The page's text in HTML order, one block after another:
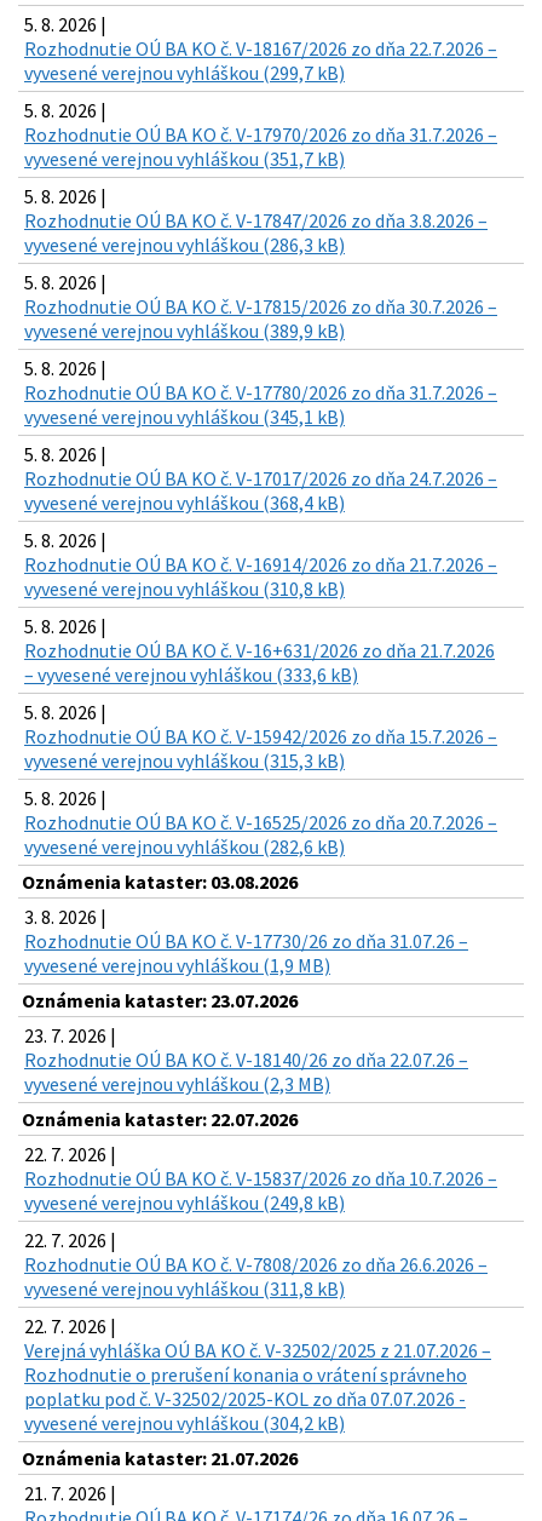
5. 8. 2026 |
Rozhodnutie OÚ BA KO č. V-18167/2026 zo dňa 22.7.2026 –
vyvesené verejnou vyhláškou (299,7 kB)
5. 8. 2026 |
Rozhodnutie OÚ BA KO č. V-17970/2026 zo dňa 31.7.2026 –
vyvesené verejnou vyhláškou (351,7 kB)
5. 8. 2026 |
Rozhodnutie OÚ BA KO č. V-17847/2026 zo dňa 3.8.2026 –
vyvesené verejnou vyhláškou (286,3 kB)
5. 8. 2026 |
Rozhodnutie OÚ BA KO č. V-17815/2026 zo dňa 30.7.2026 –
vyvesené verejnou vyhláškou (389,9 kB)
5. 8. 2026 |
Rozhodnutie OÚ BA KO č. V-17780/2026 zo dňa 31.7.2026 –
vyvesené verejnou vyhláškou (345,1 kB)
5. 8. 2026 |
Rozhodnutie OÚ BA KO č. V-17017/2026 zo dňa 24.7.2026 –
vyvesené verejnou vyhláškou (368,4 kB)
5. 8. 2026 |
Rozhodnutie OÚ BA KO č. V-16914/2026 zo dňa 21.7.2026 –
vyvesené verejnou vyhláškou (310,8 kB)
5. 8. 2026 |
Rozhodnutie OÚ BA KO č. V-16+631/2026 zo dňa 21.7.2026
– vyvesené verejnou vyhláškou (333,6 kB)
5. 8. 2026 |
Rozhodnutie OÚ BA KO č. V-15942/2026 zo dňa 15.7.2026 –
vyvesené verejnou vyhláškou (315,3 kB)
5. 8. 2026 |
Rozhodnutie OÚ BA KO č. V-16525/2026 zo dňa 20.7.2026 –
vyvesené verejnou vyhláškou (282,6 kB)
Oznámenia kataster: 03.08.2026
3. 8. 2026 |
Rozhodnutie OÚ BA KO č. V-17730/26 zo dňa 31.07.26 –
vyvesené verejnou vyhláškou (1,9 MB)
Oznámenia kataster: 23.07.2026
23. 7. 2026 |
Rozhodnutie OÚ BA KO č. V-18140/26 zo dňa 22.07.26 –
vyvesené verejnou vyhláškou (2,3 MB)
Oznámenia kataster: 22.07.2026
22. 7. 2026 |
Rozhodnutie OÚ BA KO č. V-15837/2026 zo dňa 10.7.2026 –
vyvesené verejnou vyhláškou (249,8 kB)
22. 7. 2026 |
Rozhodnutie OÚ BA KO č. V-7808/2026 zo dňa 26.6.2026 –
vyvesené verejnou vyhláškou (311,8 kB)
22. 7. 2026 |
Verejná vyhláška OÚ BA KO č. V-32502/2025 z 21.07.2026 –
Rozhodnutie o prerušení konania o vrátení správneho
poplatku pod č. V-32502/2025-KOL zo dňa 07.07.2026 -
vyvesené verejnou vyhláškou (304,2 kB)
Oznámenia kataster: 21.07.2026
21. 7. 2026 |